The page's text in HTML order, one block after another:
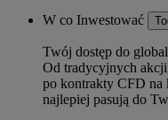
W co Inwestować
Twój dostęp do
Od tradycyjnych
po kontrakty CFD na
najlepiej pasują do